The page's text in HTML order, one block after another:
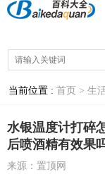
当前位置 : 首页 > 生
水银温度计打碎
后喷酒精有效果
来源：置顶网